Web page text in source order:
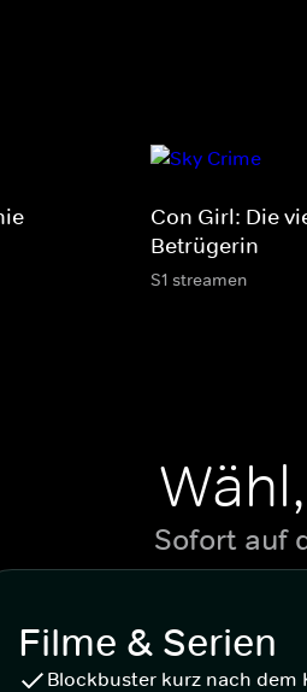
Con Girl: Die
Betrügerin
S1 streamen
Sofort auf
Filme & Serien
Blockbuster kurz nach dem